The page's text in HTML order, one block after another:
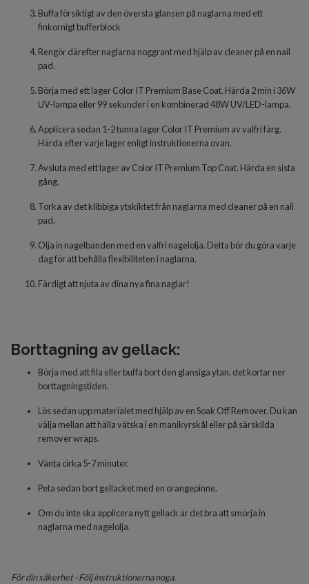
Buffa försiktigt av den översta glansen på naglarna med ett
finkornigt bufferblock
Rengör därefter naglarna noggrant med hjälp av cleaner på en nail
pad.
Börja med ett lager Color IT Premium Base Coat. Härda 2 min i 36W
UV-lampa eller 99 sekunder i en kombinerad 48W UV/LED-lampa.
Applicera sedan 1-2 tunna lagerColor IT Premium av valfri färg.
Härda efter varje lagerenligt instruktionerna ovan.
Avsluta med ett lageravColor IT Premium Top Coat. Härda en sista
gång.
Torka av det klibbiga ytskiktet från naglarna med cleaner på en nail
pad.
Olja in nagelbanden med en valfri nagelolja. Detta bör du göra varje
dag för att behålla flexibiliteten i naglarna.
Färdigtatt njuta av dina nya fina naglar!
Borttagning av gellack:
Börja med att fila eller buffa bort den glansiga ytan, det kortar ner
borttagningstiden.
Lös sedan upp materialet med hjälp av en Soak Off Remover. Du kan
välja mellan att hälla vätska i en manikyrskål eller på särskilda
remover wraps.
Vänta cirka 5-7 minuter.
Peta sedan bort gellacket med en orangepinne.
Om du inte ska applicera nytt gellack är det bra att smörja in
naglarna med nagelolja.
För din säkerhet - Följ instruktionerna noga.